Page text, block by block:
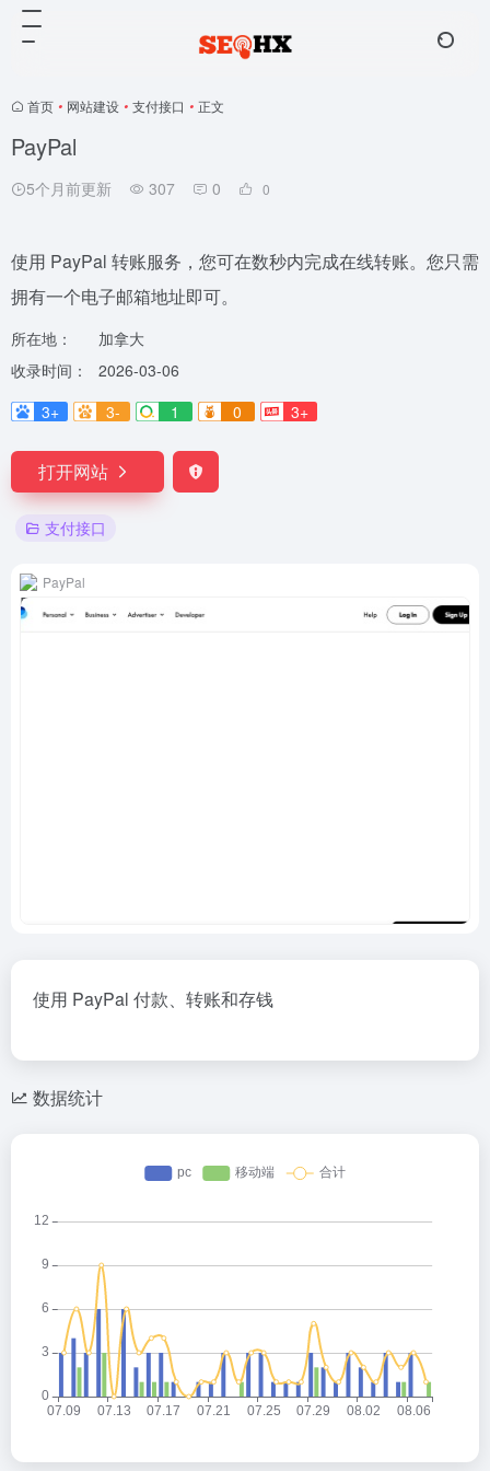
首页 • 网站建设 • 支付接口 • 正文
PayPal
5个月前更新 307 0 0
使用 PayPal 转账服务，您可在数秒内完成在线转账。您只需
拥有一个电子邮箱地址即可。
所在地：
加拿大
收录时间：
2026-03-06
3+
3- 1 0 3+
打开网站
支付接口
PayPal
使用 PayPal 付款、转账和存钱
数据统计